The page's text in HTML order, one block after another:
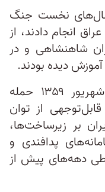
سال‌های نخست جنگ
انجام دادند، از
شاهنشاهی و در
آموزش دیده بودند.
در واقع هنگامی که عراق در شهریور ۱۳۵۹ حمله
از توان
بر زیرساخت‌ها،
پدافندی و
طی دهه‌های پیش از